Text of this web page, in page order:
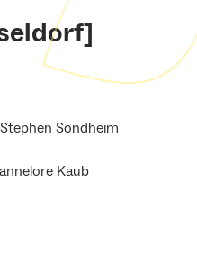
Sondheim
Kaub